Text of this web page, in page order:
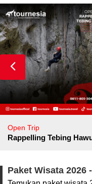
Open Trip
Rappelling Tebing
Paket Wisata 2026